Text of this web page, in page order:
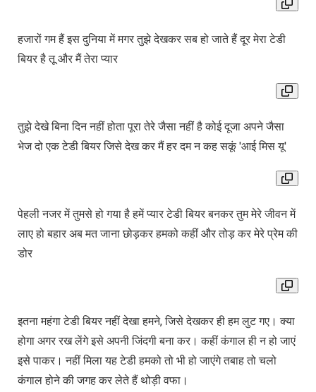
हजारों गम हैं इस दुनिया में मगर तुझे देखकर सब हो जाते हैं दूर मेरा टेडी
बियर है तू और मैं तेरा प्‍यार
तुझे देखे बिना दिन नहीं होता पूरा तेरे जैसा नहीं है कोई दूजा अपने जैसा
भेज दो एक टेडी बियर जिसे देख कर मैं हर दम न कह सकूं 'आई मिस यू'
पेहली नजर में तुमसे हो गया है हमें प्यार टेडी बियर बनकर तुम मेरे जीवन में
लाए हो बहार अब मत जाना छोड़कर हमको कहीं और तोड़ कर मेरे प्रेम की
डोर
इतना महंगा टेडी बियर नहीं देखा हमने, जिसे देखकर ही हम लुट गए। क्‍या
होगा अगर रख लेंगे इसे अपनी जिंदगी बना कर। कहीं कंगाल ही न हो जाएं
इसे पाकर। नहीं मिला यह टेडी हमको तो भी हो जाएंगे तबाह तो चलो
कंगाल होने की जगह कर लेते हैं थोड़ी वफा।